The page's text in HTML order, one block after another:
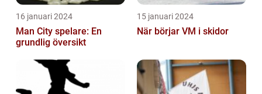
16 januari 2024
Man City spelare: En
grundlig översikt
15 januari 2024
När börjar VM i skidor